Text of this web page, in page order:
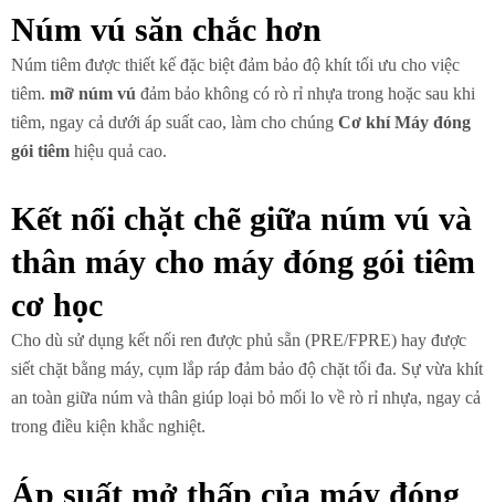
Núm vú săn chắc hơn
Núm tiêm được thiết kế đặc biệt đảm bảo độ khít tối ưu cho việc
tiêm. mỡ núm vú đảm bảo không có rò rỉ nhựa trong hoặc sau khi
tiêm, ngay cả dưới áp suất cao, làm cho chúng Cơ khí Máy đóng
gói tiêm hiệu quả cao.
Kết nối chặt chẽ giữa núm vú và
thân máy cho máy đóng gói tiêm
cơ học
Cho dù sử dụng kết nối ren được phủ sẵn (PRE/FPRE) hay được
siết chặt bằng máy, cụm lắp ráp đảm bảo độ chặt tối đa. Sự vừa khít
an toàn giữa núm và thân giúp loại bỏ mối lo về rò rỉ nhựa, ngay cả
trong điều kiện khắc nghiệt.
Áp suất mở thấp của máy đóng